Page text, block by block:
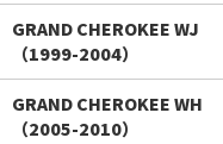
GRAND CHEROKEE WJ
（1999-2004）
GRAND CHEROKEE WH
（2005-2010）